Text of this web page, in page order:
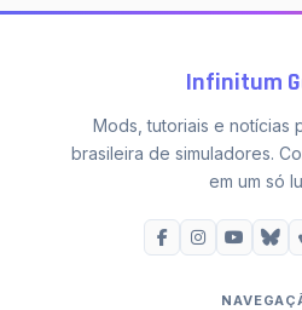
Infinitum
Mods, tutoriais e notícias
brasileira de simuladores.
em um só